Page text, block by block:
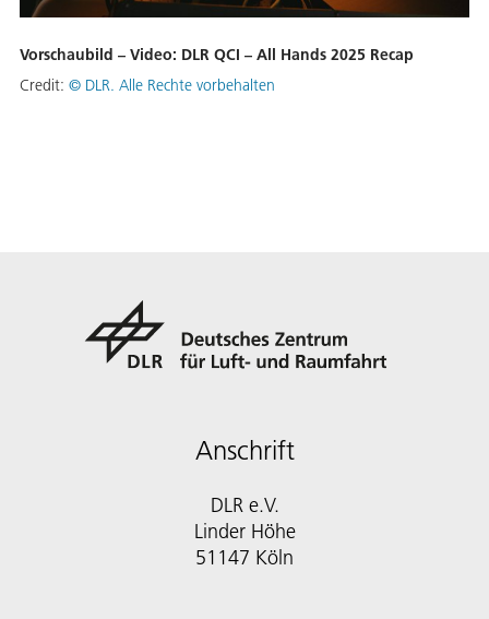
Vorschaubild – Video: DLR QCI – All Hands 2025 Recap
Credit: © DLR. Alle Rechte vorbehalten
Anschrift
DLR e.V.
Linder Höhe
51147 Köln